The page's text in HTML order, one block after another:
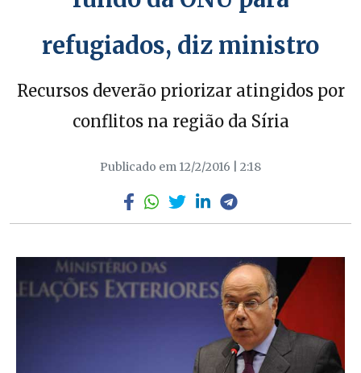
refugiados, diz ministro
Recursos deverão priorizar atingidos por
conflitos na região da Síria
Publicado em 12/2/2016 | 2:18